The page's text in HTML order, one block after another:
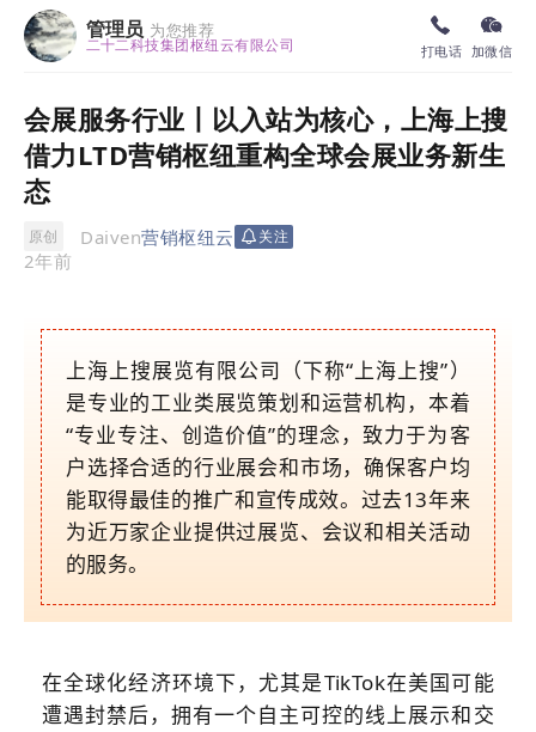
管理员 为您推荐
二十二科技集团枢纽云有限公司 打电话 加微信
会展服务行业丨以入站为核心，上海上搜
借力LTD营销枢纽重构全球会展业务新生
态
原创 Daiven营销枢纽云 关注
2年前
上海上搜展览有限公司（下称“上海上搜”）
是专业的工业类展览策划和运营机构，本着
“专业专注、创造价值”的理念，致力于为客
户选择合适的行业展会和市场，确保客户均
能取得最佳的推广和宣传成效。过去13年来
为近万家企业提供过展览、会议和相关活动
的服务。
在全球化经济环境下，尤其是TikTok在美国可能
遭遇封禁后，拥有一个自主可控的线上展示和交